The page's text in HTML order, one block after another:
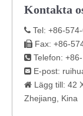
Kontakta
 Tel: +86-
 Fax: +86-
 Telefon:
 E-post:
 Lägg till: 42
Zhejiang, Kina